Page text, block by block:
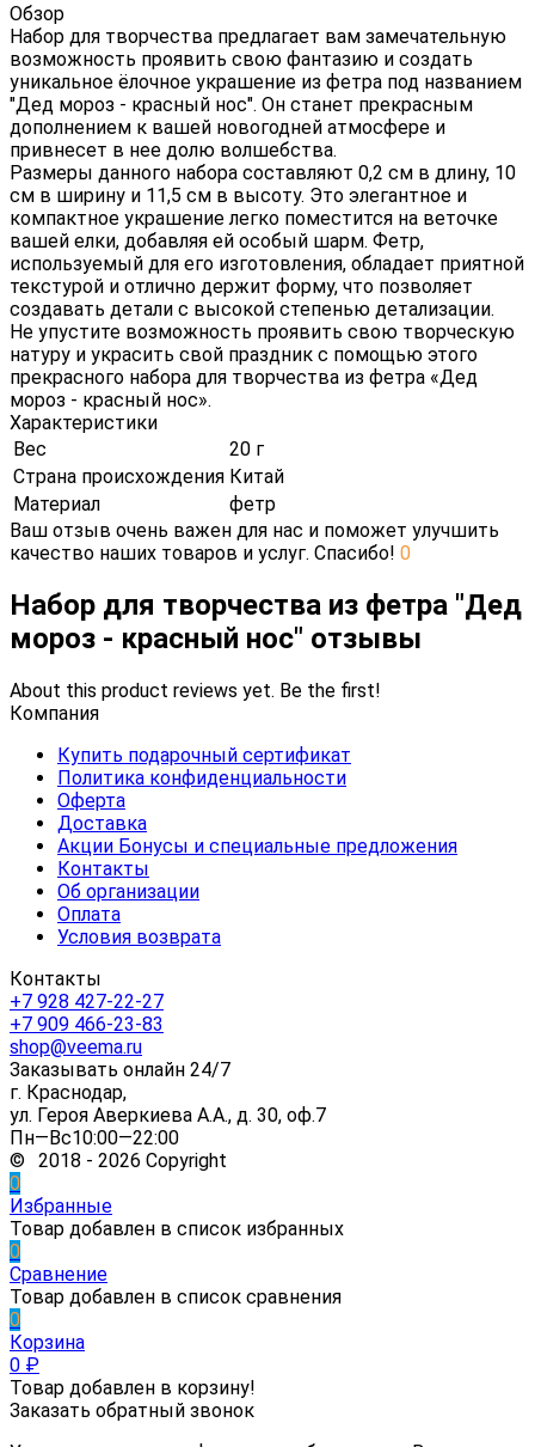
Обзор
Набор для творчества предлагает вам замечательную
возможность проявить свою фантазию и создать
уникальное ёлочное украшение из фетра под названием
"Дед мороз - красный нос". Он станет прекрасным
дополнением к вашей новогодней атмосфере и
привнесет в нее долю волшебства.
Размеры данного набора составляют 0,2 см в длину, 10
см в ширину и 11,5 см в высоту. Это элегантное и
компактное украшение легко поместится на веточке
вашей елки, добавляя ей особый шарм. Фетр,
используемый для его изготовления, обладает приятной
текстурой и отлично держит форму, что позволяет
создавать детали с высокой степенью детализации.
Не упустите возможность проявить свою творческую
натуру и украсить свой праздник с помощью этого
прекрасного набора для творчества из фетра «Дед
мороз - красный нос».
Характеристики
Вес
20 г
Страна происхождения Китай
Материал
фетр
Ваш отзыв очень важен для нас и поможет улучшить
качество наших товаров и услуг. Спасибо! 0
Набор для творчества из фетра "Дед
мороз - красный нос" отзывы
About this product reviews yet. Be the first!
Компания
Купить подарочный сертификат
Политика конфиденциальности
Оферта
Доставка
Акции Бонусы и специальные предложения
Контакты
Об организации
Оплата
Условия возврата
Контакты
+7 928 427-22-27
+7 909 466-23-83
shop@veema.ru
Заказывать онлайн 24/7
г. Краснодар,
ул. Героя Аверкиева А.А., д. 30, оф.7
Пн—Вс10:00—22:00
© 2018 - 2026 Copyright
0
Избранные
Товар добавлен в список избранных
0
Сравнение
Товар добавлен в список сравнения
0
Корзина
0 ₽
Товар добавлен в корзину!
Заказать обратный звонок